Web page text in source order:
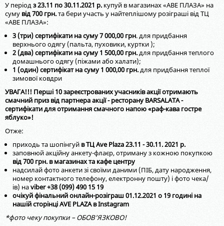
У періодз 23.11 по 30.11.2021 р. купуй в магазинах «АВЕ ПЛАЗА» на
суму від 700 грн.та бери участь у найтеплішому розіграші від ТЦ
«АВЕ ПЛАЗА»:
3 (три) сертифікати на суму 7 000,00 грн. для придбання
верхнього одягу (пальта, пуховики, куртки );
2 (два) сертифікати на суму 1 500,00 грн.для придбання теплого
домашнього одягу (піжами або халати);
1 (один) сертифікат на суму 1 000,00 грн.для придбання теплої
зимової ковдри
УВАГА!!! Перші 10 зареєстрованих учасників акції отримають
смачний приз від партнера акції - ресторану BARSALATA -
сертифікати для отримання смачного напою «раф-кава гостре
яблуко»!
Отже:
приходь та шопінгуй в ТЦ Ave Plaza 23.11 - 30.11. 2021 р.
заповнюй акційну анкету-флаєр, отриману з кожною покупкою
від 700 грн. в магазинах та кафе центру
надсилай фото анкети зі своїми даними (ПІБ, дату народження,
номер контактного телефону, електронну пошту) і фото чека/
ів) наviber +38 (099) 490 15 19
очікуй фінальний онлайн-розіграш 01.12.2021 о 19 годині на
нашій сторінці AVE PLAZA в Instagram
*фото чеку покупки – ОБОВ’ЯЗКОВО!